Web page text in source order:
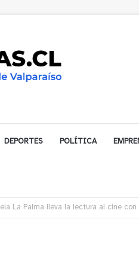
DEPORTES POLÍTICA
pensando en cambiarse de trabajo?